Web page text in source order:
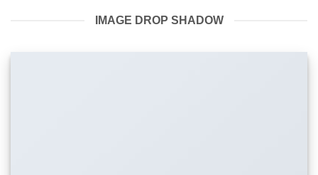
IMAGE DROP SHADOW